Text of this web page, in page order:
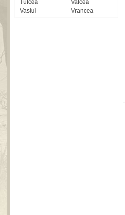
Tulcea
Valcea
Vaslui
Vrancea